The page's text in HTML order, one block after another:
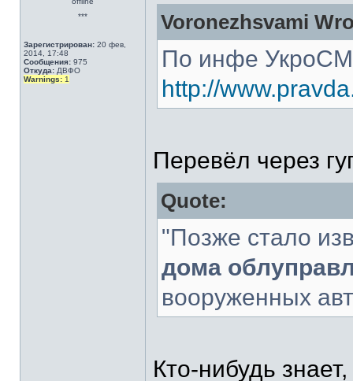
***
Зарегистрирован: 20 фев,
2014, 17:48
Сообщения: 975
Откуда: ДВФО
Warnings: 1
Voronezhsvami
По инфе
http://
Перевёл через
Quote:
"Позже стало
дома
вооруженных
Кто-нибудь